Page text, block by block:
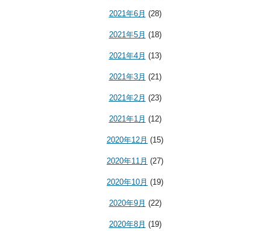
2021年6月 (28)
2021年5月 (18)
2021年4月 (13)
2021年3月 (21)
2021年2月 (23)
2021年1月 (12)
2020年12月 (15)
2020年11月 (27)
2020年10月 (19)
2020年9月 (22)
2020年8月 (19)